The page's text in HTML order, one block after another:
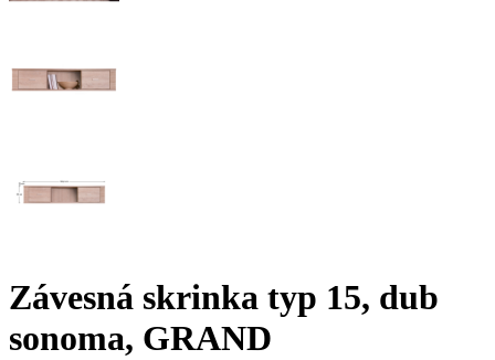
Závesná skrinka typ 15, dub
sonoma, GRAND